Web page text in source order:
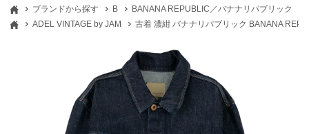
ブランドから探す
B BANANA REPUBLIC／バナナリパブリック
ADEL VINTAGE by JAM
古着 濃紺 バナナリパブリック BANANA